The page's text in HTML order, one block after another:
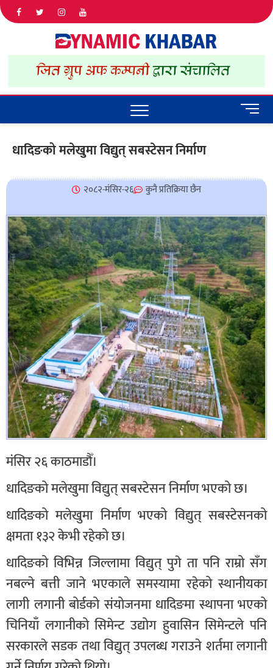
IN NEPAL
M
e
u
o
n
धादिङको मलेखुमा विद्युत् सबस्टेसन निर्माण
२०८२-मंसिर-२६ कुनै प्रतिक्रिया छैन
मंसिर २६ काठमाडौँ।
धादिङको मलेखुमा विद्युत् सबस्टेसन निर्माण भएको छ।
धादिङको मलेखुमा निर्माण भएको विद्युत् सबस्टेसनको
क्षमता १३२ केभी रहेको छ।
धादिङको विभिन्न जिल्लामा विद्युत् पुगे ता पनि राम्रो सँग
नबल्ने बत्ती जाने भएकाले समस्यामा रहेको स्थानीयका
लागी लगानी बोर्डको संयोजनमा धादिङमा स्थापना भएको
चिनियाँ लगानीको सिमेन्ट उद्योग हुवासिन सिमेन्टले पनि
सरकारले सडक तथा विद्युत् उपलब्ध गराउने शर्तमा लगानी